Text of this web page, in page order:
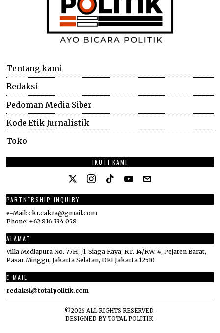
Tentang kami
Redaksi
Pedoman Media Siber
Kode Etik Jurnalistik
Toko
IKUTI KAMI
PARTNERSHIP INQUIRY
e-Mail: ckr.cakra@gmail.com
Phone: +62 816 334 058
ALAMAT
Villa Mediapura No. 77H, Jl. Siaga Raya, RT. 14/RW. 4, Pejaten Barat,
Pasar Minggu, Jakarta Selatan, DKI Jakarta 12510
E-MAIL
redaksi@totalpolitik.com
©2026 ALL RIGHTS RESERVED.
DESIGNED BYTOTAL POLITIK.